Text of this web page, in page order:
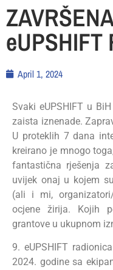
eUPSHIFT
April 1, 2024
Svaki eUPSHIFT u
zaista iznenade.
U proteklih 7 dana
kreirano je mnogo
fantastična rješenja
uvijek onaj u kojem
(ali i mi,
ocjene žirija. Kojih
grantove u ukupnom
9. eUPSHIFT
2024. godine sa